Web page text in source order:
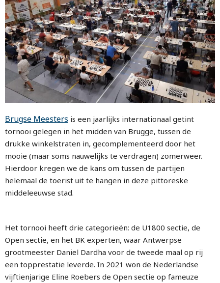
Brugse Meesters is een jaarlijks internationaal getint
tornooi gelegen in het midden van Brugge, tussen de
drukke winkelstraten in, gecomplementeerd door het
mooie (maar soms nauwelijks te verdragen) zomerweer.
Hierdoor kregen we de kans om tussen de partijen
helemaal de toerist uit te hangen in deze pittoreske
middeleeuwse stad.
Het tornooi heeft drie categorieën: de U1800 sectie, de
Open sectie, en het BK experten, waar Antwerpse
grootmeester Daniel Dardha voor de tweede maal op rij
een topprestatie leverde. In 2021 won de Nederlandse
vijftienjarige Eline Roebers de Open sectie op fameuze